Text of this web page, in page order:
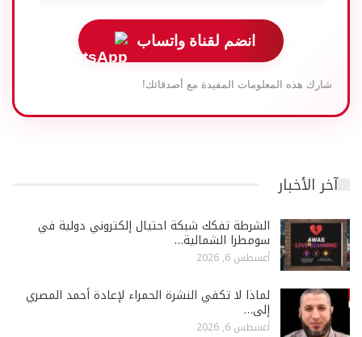
انضم لقناة واتساب
شارك هذه المعلومات المفيدة مع أصدقائك!
آخر الأخبار
الشرطة تفكك شبكة احتيال إلكتروني دولية في
سومطرا الشمالية…
أغسطس 6, 2026
لماذا لا تكفي النشرة الحمراء لإعادة أحمد المصري
إلى…
أغسطس 6, 2026